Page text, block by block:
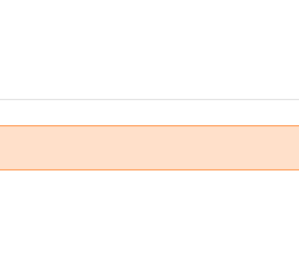
vos entrées.
leur utilisation quotidienne.
de haute qualité.
ou professionnelle.
adaptée à vos besoins.